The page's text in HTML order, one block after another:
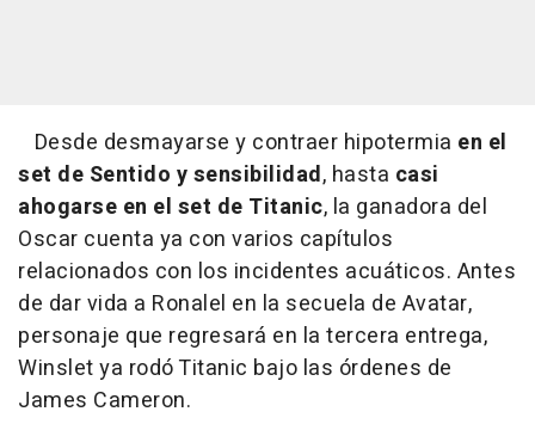
Desde desmayarse y contraer hipotermia en el
set de Sentido y sensibilidad, hasta casi
ahogarse en el set de Titanic, la ganadora del
Oscar cuenta ya con varios capítulos
relacionados con los incidentes acuáticos. Antes
de dar vida a Ronalel en la secuela de Avatar,
personaje que regresará en la tercera entrega,
Winslet ya rodó Titanic bajo las órdenes de
James Cameron.